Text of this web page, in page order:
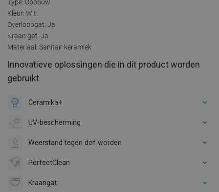
Type: Opbouw
Kleur: Wit
Overloopgat: Ja
Kraan gat: Ja
Materiaal: Sanitair keramiek
Innovatieve oplossingen die in dit product worden
gebruikt
Ceramika+
UV-bescherming
Weerstand tegen dof worden
PerfectClean
Kraangat